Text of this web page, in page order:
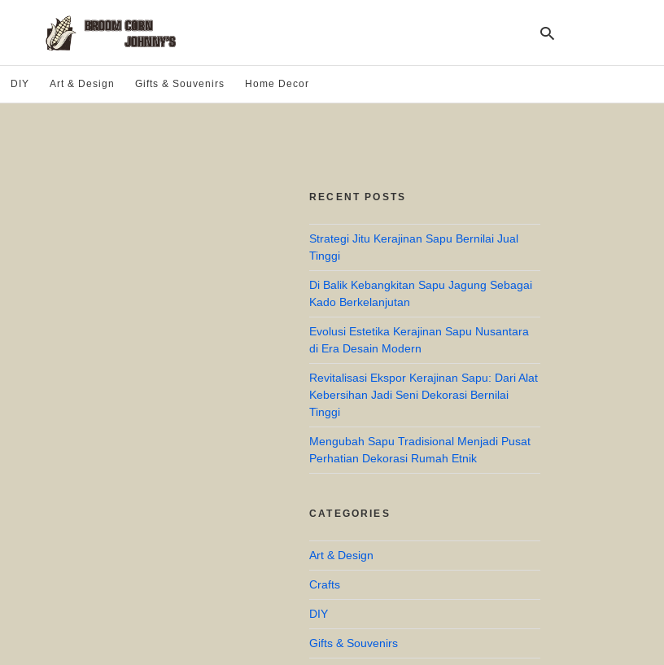
DIY Art & Design Gifts & Souvenirs Home Decor
RECENT POSTS
Strategi Jitu Kerajinan Sapu Bernilai Jual
Tinggi
Di Balik Kebangkitan Sapu Jagung Sebagai
Kado Berkelanjutan
Evolusi Estetika Kerajinan Sapu Nusantara
di Era Desain Modern
Revitalisasi Ekspor Kerajinan Sapu: Dari Alat
Kebersihan Jadi Seni Dekorasi Bernilai
Tinggi
Mengubah Sapu Tradisional Menjadi Pusat
Perhatian Dekorasi Rumah Etnik
CATEGORIES
Art & Design
Crafts
DIY
Gifts & Souvenirs